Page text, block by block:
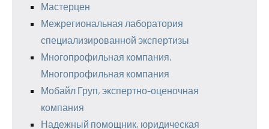
Мастерцен
Межрегиональная лаборатория
специализированной экспертизы
Многопрофильная компания,
Многопрофильная компания
Мобайл Груп, экспертно-оценочная
компания
Надежный помощник, юридическая